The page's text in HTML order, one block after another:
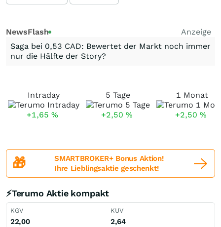
NewsFlash
Anzeige
Saga bei 0,53 CAD: Bewertet der Markt noch immer
nur die Hälfte der Story?
Intraday
+1,65 %
5 Tage
+2,50 %
1 Monat
+2,50 %
🎁
SMARTBROKER+ Bonus Aktion!
Ihre Lieblingsaktie geschenkt!
⚡Terumo Aktie kompakt
KGV
22,00
KUV
2,64